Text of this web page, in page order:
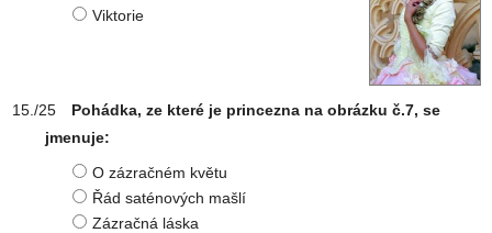
Viktorie
Pohádka, ze které je princezna na obrázku č.7, se
jmenuje:
O zázračném květu
Řád saténových mašlí
Zázračná láska